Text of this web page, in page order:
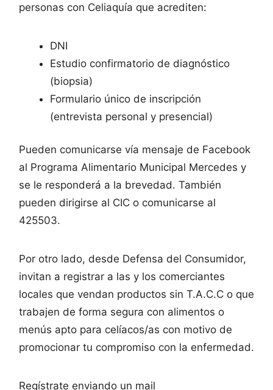
personas con Celiaquía que acrediten:
DNI
Estudio confirmatorio de diagnóstico
(biopsia)
Formulario único de inscripción
(entrevista personal y presencial)
Pueden comunicarse vía mensaje de Facebook
al Programa Alimentario Municipal Mercedes y
se le responderá a la brevedad. También
pueden dirigirse al CIC o comunicarse al
425503.
Por otro lado, desde Defensa del Consumidor,
invitan a registrar a las y los comerciantes
locales que vendan productos sin T.A.C.C o que
trabajen de forma segura con alimentos o
menús apto para celíacos/as con motivo de
promocionar tu compromiso con la enfermedad.
Regístrate enviando un mail